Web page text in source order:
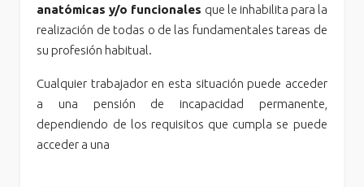
anatómicas y/o funcionales que le inhabilita para la
realización de todas o de las fundamentales tareas de
su profesión habitual.
Cualquier trabajador en esta situación puede acceder
a una pensión de incapacidad permanente,
dependiendo de los requisitos que cumpla se puede
acceder a una